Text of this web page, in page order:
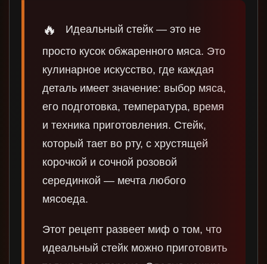
🔥
Идеальный стейк — это не
просто кусок обжаренного мяса. Это
кулинарное искусство, где каждая
деталь имеет значение: выбор мяса,
его подготовка, температура, время
и техника приготовления. Стейк,
который тает во рту, с хрустящей
корочкой и сочной розовой
серединкой — мечта любого
мясоеда.
Этот рецепт развеет миф о том, что
идеальный стейк можно приготовить